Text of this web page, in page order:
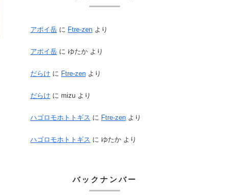
アポイ岳 に Ftre-zen より
アポイ岳 に ゆたか より
だらけ に Ftre-zen より
だらけ に mizu より
ハゴロモホトトギス に Ftre-zen より
ハゴロモホトトギス に ゆたか より
バックナンバー